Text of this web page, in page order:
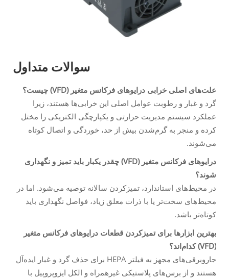
سوالات متداول
علت‌های اصلی خرابی درایوهای فرکانس متغیر (VFD) چیست؟
گرد و غبار و رطوبت عوامل اصلی این خرابی‌ها هستند، زیرا
عملکرد سیستم مدیریت حرارتی و یکپارچگی الکتریکی را مختل
کرده و منجر به گرم‌شدن بیش از حد، خوردگی و اتصال کوتاه
می‌شوند.
درایوهای فرکانس متغیر (VFD) چقدر یکبار باید تمیز و نگهداری
شوند؟
در محیط‌های استاندارد، تمیزکردن سالانه توصیه می‌شود. اما در
محیط‌های سخت‌تر یا با ذرات معلق زیاد، فواصل نگهداری باید
کوتاه‌تر باشد.
بهترین ابزارها برای تمیزکردن قطعات درایوهای فرکانس متغیر
(VFD) کدام‌اند؟
جاروبرقی‌های مجهز به فیلتر HEPA برای حذف گرد و غبار ایده‌آل
هستند و از برس‌های پلاستیکی غیرهمراه و الکل ایزوپروپیل با